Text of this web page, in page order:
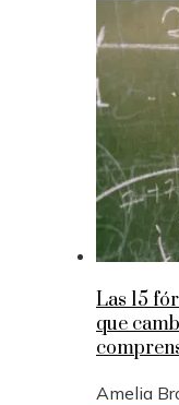
Las 15
que
Amelia